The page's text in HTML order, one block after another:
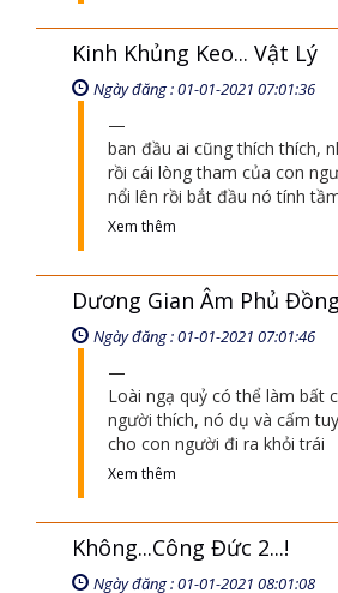
Thiền tông mới nói: “chớ
đã qua” có nghĩa là: “những
Xem thêm
Kinh Khủng Keo... Vật Lý
Ngày đăng : 01-01-2021 07:01:36
ban đầu ai cũng thích thích,
nổi lên rồi bắt đầu nó tính tầm
Xem thêm
Dương Gian Âm Phủ
Ngày đăng : 01-01-2021 07:01:46